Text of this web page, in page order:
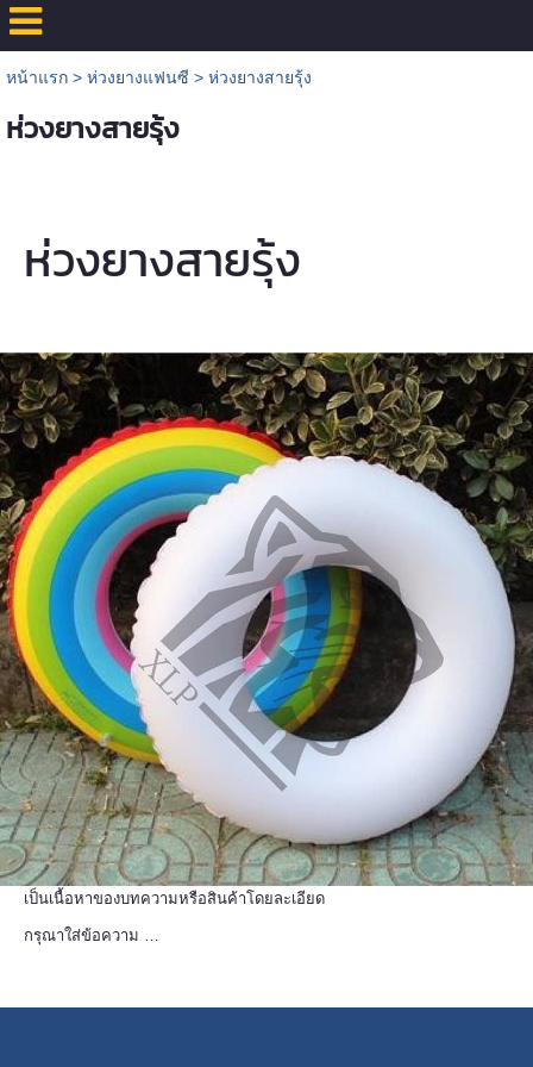
หน้าแรก> ห่วงยางแฟนซี > ห่วงยางสายรุ้ง
ห่วงยางสายรุ้ง
ห่วงยางสายรุ้ง
เป็นเนื้อหาของบทความหรือสินค้าโดยละเอียด
กรุณาใส่ข้อความ …